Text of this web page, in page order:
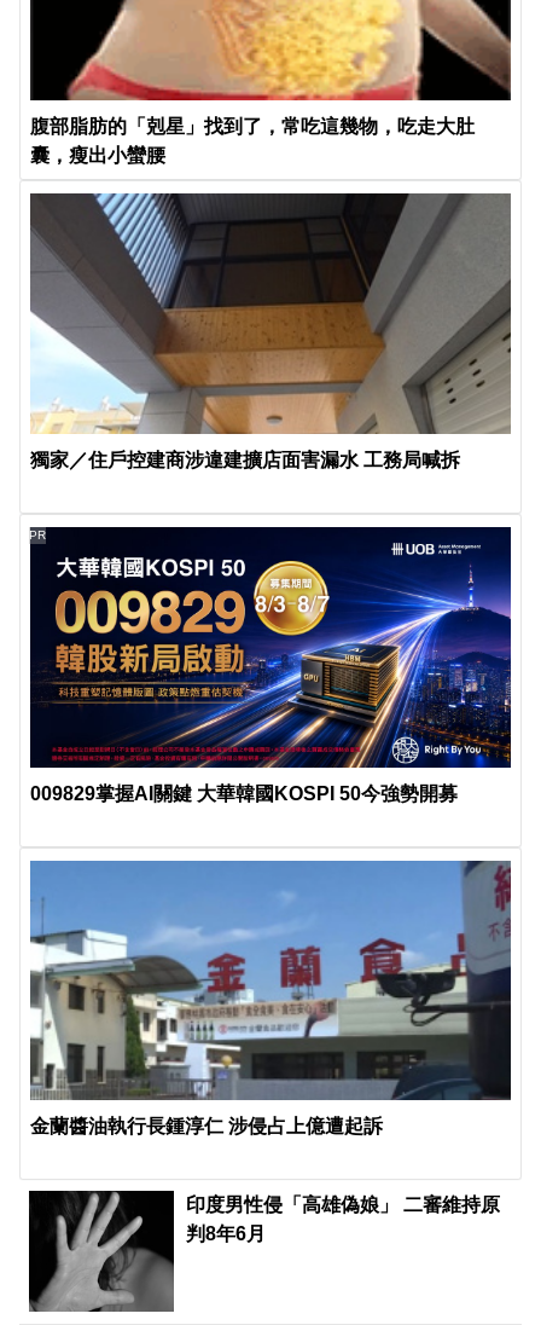
腹部脂肪的「剋星」找到了，常吃這幾物，吃走大肚
囊，瘦出小蠻腰
獨家／住戶控建商涉違建擴店面害漏水 工務局喊拆
009829掌握AI關鍵 大華韓國KOSPI 50今強勢開募
PR
​金蘭醬油執行長鍾淳仁 涉侵占上億遭起訴
印度男性侵「高雄偽娘」 二審維持原
判8年6月